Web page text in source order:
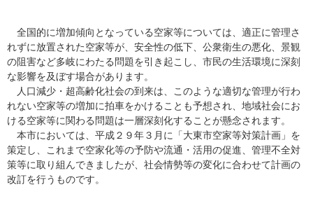
全国的に増加傾向となっている空家等については、適正に管理さ
れずに放置された空家等が、安全性の低下、公衆衛生の悪化、景観
の阻害など多岐にわたる問題を引き起こし、市民の生活環境に深刻
な影響を及ぼす場合があります。
人口減少・超高齢化社会の到来は、このような適切な管理が行わ
れない空家等の増加に拍車をかけることも予想され、地域社会にお
ける空家等に関わる問題は一層深刻化することが懸念されます。
本市においては、平成２９年３月に「大東市空家等対策計画」を
策定し、これまで空家化等の予防や流通・活用の促進、管理不全対
策等に取り組んできましたが、社会情勢等の変化に合わせて計画の
改訂を行うものです。